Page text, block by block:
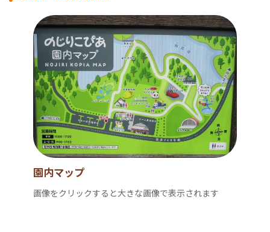
園内マップ
画像をクリックすると大きな画像で表示されます